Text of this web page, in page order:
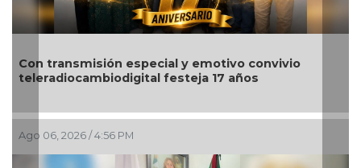
Nahle encabeza en Poza Rica entrega de apoyos
para impulsar el emprendimiento y bienestar de la
región norte
Ago 06, 2026 / 2:08 PM